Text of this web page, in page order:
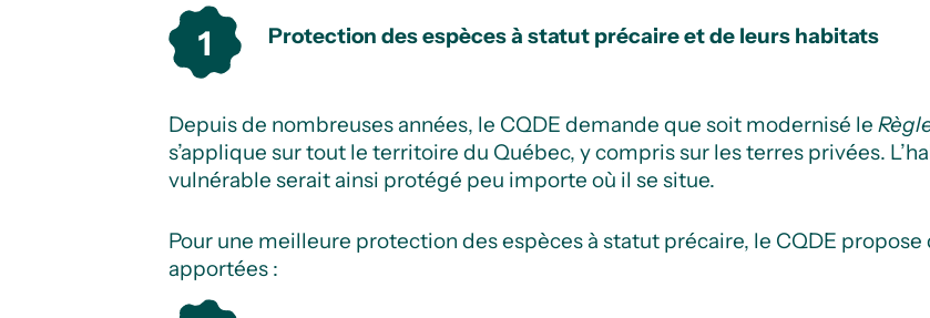
Protection des espèces à statut précaire et de leurs habitats
Depuis de nombreuses années, le CQDE demande que soit modernisé le
s’applique sur tout le territoire du Québec, y compris sur les terres privées.
vulnérable serait ainsi protégé peu importe où il se situe.
Pour une meilleure protection des espèces à statut précaire, le CQDE
apportées :